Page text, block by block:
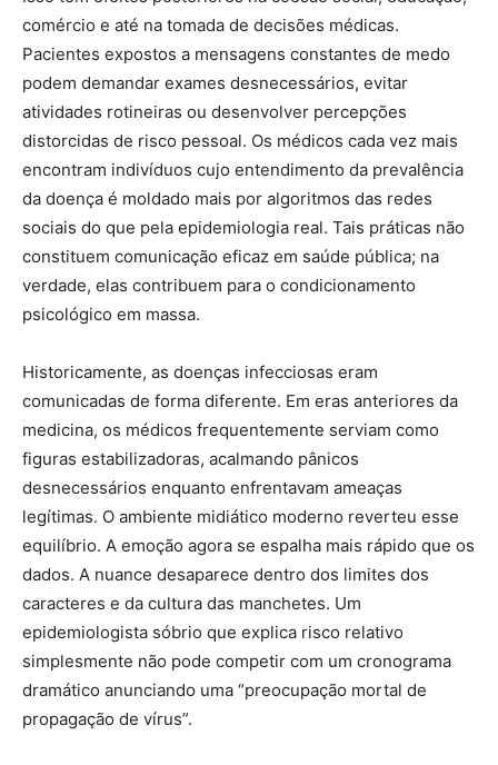
comércio e até na tomada de decisões médicas.
Pacientes expostos a mensagens constantes de medo
podem demandar exames desnecessários, evitar
atividades rotineiras ou desenvolver percepções
distorcidas de risco pessoal. Os médicos cada vez mais
encontram indivíduos cujo entendimento da prevalência
da doença é moldado mais por algoritmos das redes
sociais do que pela epidemiologia real. Tais práticas não
constituem comunicação eficaz em saúde pública; na
verdade, elas contribuem para o condicionamento
psicológico em massa.
Historicamente, as doenças infecciosas eram
comunicadas de forma diferente. Em eras anteriores da
medicina, os médicos frequentemente serviam como
figuras estabilizadoras, acalmando pânicos
desnecessários enquanto enfrentavam ameaças
legítimas. O ambiente midiático moderno reverteu esse
equilíbrio. A emoção agora se espalha mais rápido que os
dados. A nuance desaparece dentro dos limites dos
caracteres e da cultura das manchetes. Um
epidemiologista sóbrio que explica risco relativo
simplesmente não pode competir com um cronograma
dramático anunciando uma “preocupação mortal de
propagação de vírus”.